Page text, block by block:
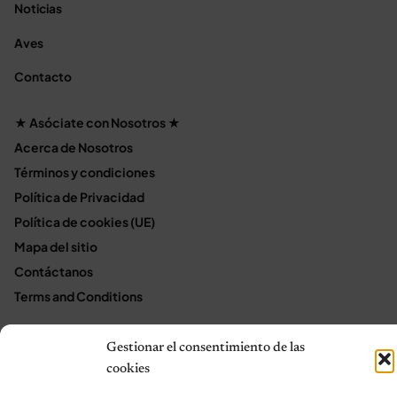
Gestionar el consentimiento de las
cookies
Noticias
Aves
Contacto
★ Asóciate con Nosotros ★
Acerca de Nosotros
Términos y condiciones
Política de Privacidad
Política de cookies (UE)
Mapa del sitio
Contáctanos
Terms and Conditions
© 2026 Notas de Mascotas